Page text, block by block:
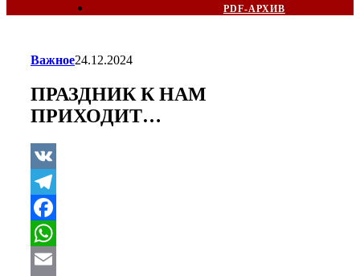
PDF-АРХИВ
Важное24.12.2024
ПРАЗДНИК К НАМ
ПРИХОДИТ…
VK
Telegram
Facebook
WhatsApp